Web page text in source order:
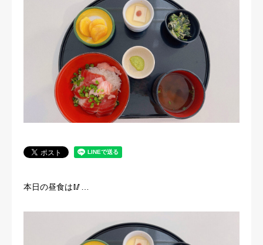
本日の昼食は🥢…
パライソブログ
スタッフ紹介